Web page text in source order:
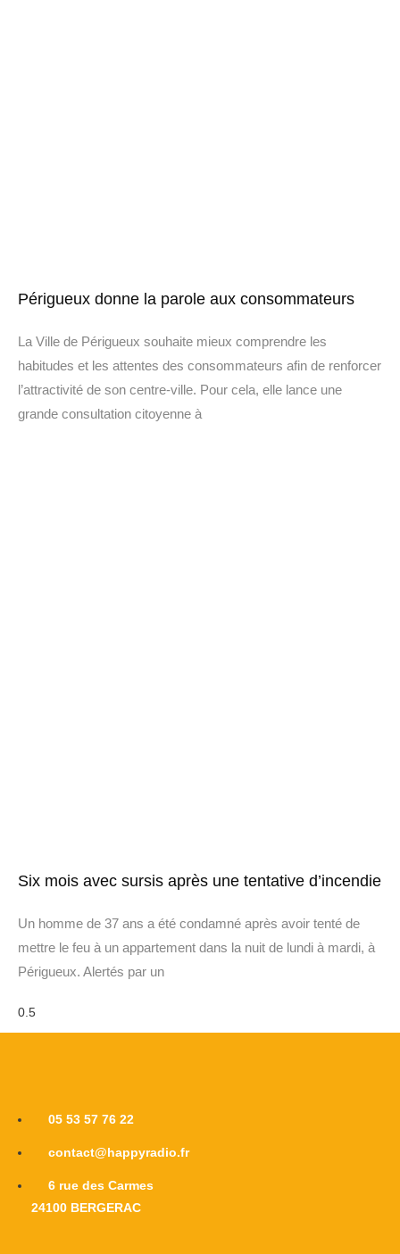
Périgueux donne la parole aux consommateurs
La Ville de Périgueux souhaite mieux comprendre les
habitudes et les attentes des consommateurs afin de renforcer
l’attractivité de son centre-ville. Pour cela, elle lance une
grande consultation citoyenne à
Six mois avec sursis après une tentative d’incendie
Un homme de 37 ans a été condamné après avoir tenté de
mettre le feu à un appartement dans la nuit de lundi à mardi, à
Périgueux. Alertés par un
05 53 57 76 22
contact@happyradio.fr
6 rue des Carmes
24100 BERGERAC